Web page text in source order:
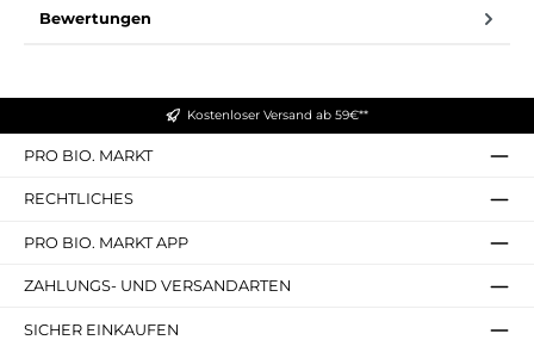
Bewertungen
Kostenloser Versand ab 59€**
PRO BIO. MARKT
RECHTLICHES
PRO BIO. MARKT APP
ZAHLUNGS- UND VERSANDARTEN
SICHER EINKAUFEN